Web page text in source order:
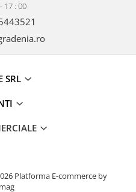
17 : 00
SRL
Platforma E-commerce by